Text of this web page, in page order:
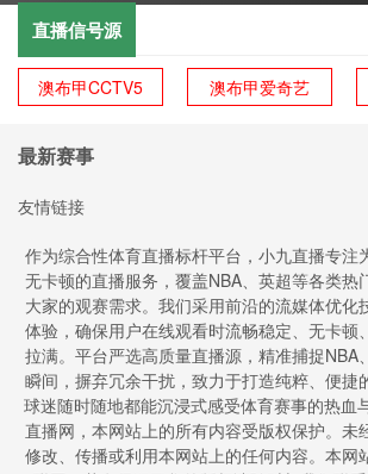
直播信号源
澳布甲CCTV5 澳布甲爱奇艺
最新赛事
友情链接
作为综合性体育直播标杆平台，小九直播专注
无卡顿的直播服务，覆盖NBA、英超等各类热
大家的观赛需求。我们采用前沿的流媒体优化
体验，确保用户在线观看时流畅稳定、无卡顿
拉满。平台严选高质量直播源，精准捕捉NBA
瞬间，摒弃冗余干扰，致力于打造纯粹、便捷
球迷随时随地都能沉浸式感受体育赛事的热血
直播网，本网站上的所有内容受版权保护。未
修改、传播或利用本网站上的任何内容。本网